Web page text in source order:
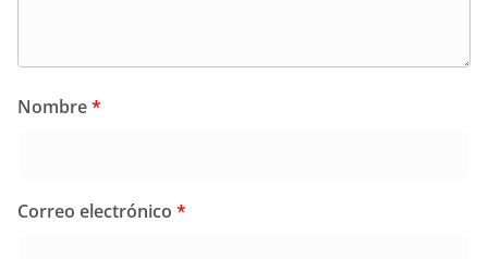
Nombre*
Correo electrónico *